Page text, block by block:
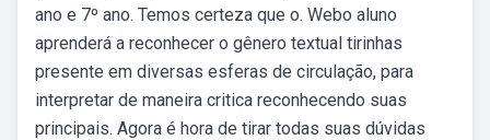
ano e 7º ano. Temos certeza que o. Webo aluno
aprenderá a reconhecer o gênero textual tirinhas
presente em diversas esferas de circulação, para
interpretar de maneira critica reconhecendo suas
principais. Agora é hora de tirar todas suas dúvidas